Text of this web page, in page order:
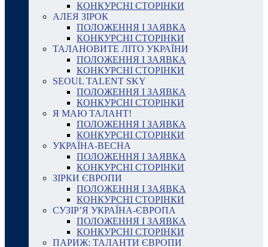
КОНКУРСНІ СТОРІНКИ
АЛЕЯ ЗІРОК
ПОЛОЖЕННЯ І ЗАЯВКА
КОНКУРСНІ СТОРІНКИ
ТАЛАНОВИТЕ ЛІТО УКРАЇНИ
ПОЛОЖЕННЯ І ЗАЯВКА
КОНКУРСНІ СТОРІНКИ
SEOUL TALENT SKY
ПОЛОЖЕННЯ І ЗАЯВКА
КОНКУРСНІ СТОРІНКИ
Я МАЮ ТАЛАНТ!
ПОЛОЖЕННЯ І ЗАЯВКА
КОНКУРСНІ СТОРІНКИ
УКРАЇНА-ВЕСНА
ПОЛОЖЕННЯ І ЗАЯВКА
КОНКУРСНІ СТОРІНКИ
ЗІРКИ ЄВРОПИ
ПОЛОЖЕННЯ І ЗАЯВКА
КОНКУРСНІ СТОРІНКИ
СУЗІР’Я УКРАЇНА-ЄВРОПА
ПОЛОЖЕННЯ І ЗАЯВКА
КОНКУРСНІ СТОРІНКИ
ПАРИЖ: ТАЛАНТИ ЄВРОПИ